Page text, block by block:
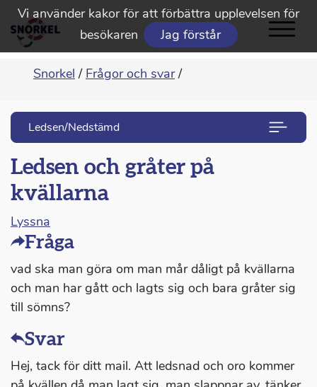
Vi använder kakor för att förbättra upplevelsen för
besökaren
Jag förstår
Snorkel / Frågor och svar /
Ledsen/Nedstämd
Ledsen och gråter på
kvällarna
Lyssna
Fråga
vad ska man göra om man mår dåligt på kvällarna
och man har gått och lagts sig och bara gråter sig
till sömns?
Svar
Hej, tack för ditt mail. Att ledsnad och oro kommer